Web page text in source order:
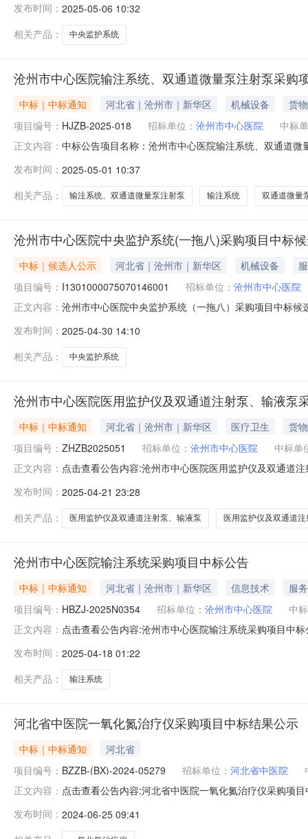
拖八）采购项目中标结果公告项目编号:RHP-
发布时间： 2025-05-06 10:32
相关产品：
中央监护系统
沧州市中心医院输注系统、双通道微量泵注射泵采购
中标｜中标通知 河北省｜沧州市｜新华区 机械设备
货物
项目编号： HJZB-2025-018 招标单位： 沧州市中心医院
中标
正文内容： 中标公告项目名称：沧州市中心医院输注系统、双通道
系统投标报价（元/套）双通道微量泵注射泵投标报价（
发布时间： 2025-05-01 10:37
相关产品：
输注系统、双通道微量泵注射泵 输注系统 双通道微量
沧州市中心医院中央监护系统(一拖八)采购项目中标
中标｜候选人公示 河北省｜沧州市｜新华区 机械设备
项目编号： I1301000075070146001 招标单位： 沧州市中心医院
正文内容： 沧州市中心医院中央监护系统（一拖八）采购项目中标
不限于设备采购、运输、现场安装、成品保护、垃圾清
元。供货周
发布时间： 2025-04-30 14:10
相关产品：
中央监护系统
沧州市中心医院医用监护仪及双通道注射泵、输液泵
中标｜中标通知 河北省｜沧州市｜新华区 医疗卫生
货物
项目编号： ZHZB2025051 招标单位： 沧州市中心医院
中标单
正文内容： 点击查看公告内容:沧州市中心医院医用监护仪及双通道
二、其他：1.交货期：自合同签订之日起一个月内2.质保
其他媒介不得
发布时间： 2025-04-21 23:28
相关产品：
医用监护仪及双通道注射泵、输液泵 医用监护仪及双通道注
沧州市中心医院输注系统采购项目中标公告
中标｜中标通知 河北省｜沧州市｜新华区 信息技术
服务
项目编号： HBZJ-2025N0354 招标单位： 沧州市中心医院
中
正文内容： 点击查看公告内容:沧州市中心医院输注系统采购项目中
沧州市新华西路16号联系人：翟老师电话：0317-
发布时间： 2025-04-18 01:22
相关产品：
输注系统
河北省中医院一氧化氮治疗仪采购项目中标结果公示
中标｜中标通知
河北省
项目编号： BZZB-(BX)-2024-05279 招标单位： 河北省中医院
正文内容： 点击查看公告内容:河北省中医院一氧化氮治疗仪采购项
质量标准：合格三、监督部门本招标项目的监督部门为
子
发布时间： 2024-06-25 09:41